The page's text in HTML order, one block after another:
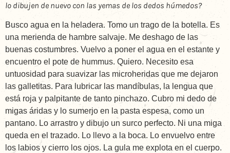
lo dibujen de nuevo con las yemas de los dedos húmedos?
Busco agua en la heladera. Tomo un trago de la botella. Es
una merienda de hambre salvaje. Me deshago de las
buenas costumbres. Vuelvo a poner el agua en el estante y
encuentro el pote de hummus. Quiero. Necesito esa
untuosidad para suavizar las microheridas que me dejaron
las galletitas. Para lubricar las mandíbulas, la lengua que
está roja y palpitante de tanto pinchazo. Cubro mi dedo de
migas áridas y lo sumerjo en la pasta espesa, como un
pantano. Lo arrastro y dibujo un surco perfecto. Ni una miga
queda en el trazado. Lo llevo a la boca. Lo envuelvo entre
los labios y cierro los ojos. La gula me explota en el cuerpo.